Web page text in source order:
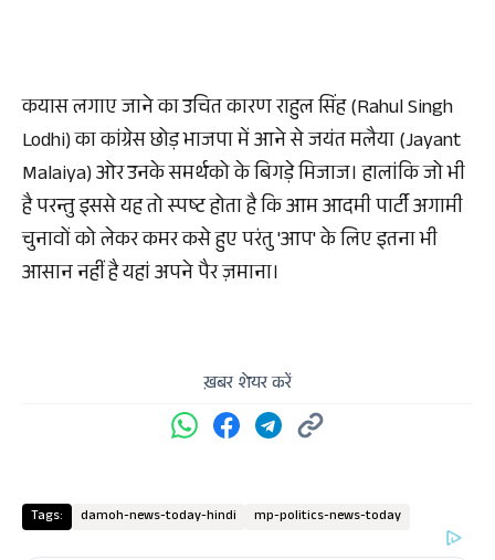
कयास लगाए जाने का उचित कारण राहुल सिंह (Rahul Singh
Lodhi) का कांग्रेस छोड़ भाजपा में आने से जयंत मलैया (Jayant
Malaiya) ओर उनके समर्थको के बिगड़े मिजाज। हालांकि जो भी
है परन्तु इससे यह तो स्पष्ट होता है कि आम आदमी पार्टी अगामी
चुनावों को लेकर कमर कसे हुए परंतु 'आप' के लिए इतना भी
आसान नहीं है यहां अपने पैर ज़माना।
ख़बर शेयर करें
Tags: damoh-news-today-hindi mp-politics-news-today